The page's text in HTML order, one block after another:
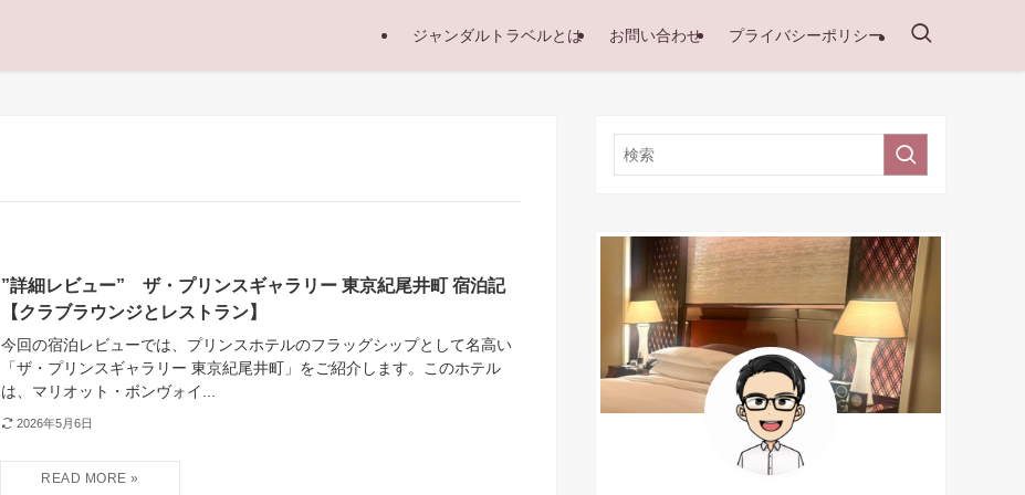
ジャンダルトラベルとは お問い合わせ プライバシーポリシー
”詳細レビュー” ザ・プリンスギャラリー 東京紀尾井町 宿泊記
【クラブラウンジとレストラン】
今回の宿泊レビューでは、プリンスホテルのフラッグシップとして名高い
「ザ・プリンスギャラリー 東京紀尾井町」をご紹介します。このホテル
は、マリオット・ボンヴォイ...
2026年5月6日